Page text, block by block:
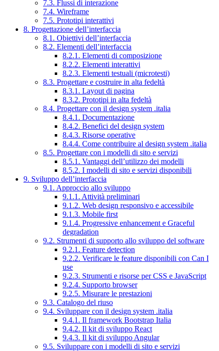
7.3. Flussi di interazione
7.4. Wireframe
7.5. Prototipi interattivi
8. Progettazione dell’interfaccia
8.1. Obiettivi dell’interfaccia
8.2. Elementi dell’interfaccia
8.2.1. Elementi di composizione
8.2.2. Elementi interattivi
8.2.3. Elementi testuali (microtesti)
8.3. Progettare e costruire in alta fedeltà
8.3.1. Layout di pagina
8.3.2. Prototipi in alta fedeltà
8.4. Progettare con il design system .italia
8.4.1. Documentazione
8.4.2. Benefici del design system
8.4.3. Risorse operative
8.4.4. Come contribuire al design system .italia
8.5. Progettare con i modelli di sito e servizi
8.5.1. Vantaggi dell’utilizzo dei modelli
8.5.2. I modelli di sito e servizi disponibili
9. Sviluppo dell’interfaccia
9.1. Approccio allo sviluppo
9.1.1. Attività preliminari
9.1.2. Web design responsivo e accessibile
9.1.3. Mobile first
9.1.4. Progressive enhancement e Graceful
degradation
9.2. Strumenti di supporto allo sviluppo del software
9.2.1. Feature detection
9.2.2. Verificare le feature disponibili con Can I
use
9.2.3. Strumenti e risorse per CSS e JavaScript
9.2.4. Supporto browser
9.2.5. Misurare le prestazioni
9.3. Catalogo del riuso
9.4. Sviluppare con il design system .italia
9.4.1. Il framework Bootstrap Italia
9.4.2. Il kit di sviluppo React
9.4.3. Il kit di sviluppo Angular
9.5. Sviluppare con i modelli di sito e servizi